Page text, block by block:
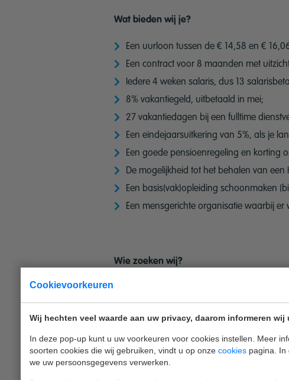
Cookievoorkeuren
Wij hechten veel waarde aan uw privacy, daarom informeren
In deze pop-up kunt u uw voorkeuren voor cookies instellen. Meer
soorten cookies die wij gebruiken, vindt u op onze cookies pagina. In
we uw persoonsgegevens verwerken.
Wat bieden wij je?
Een uurloon tussen de € 14,58 en €
Een contract voor 8 maanden met
Iedere 4 weken salaris, dus 13
8% vakantiegeld, uitbetaald in mei;
27 vakantiedagen bij een fulltime
Een eindejaarsuitkering van 5%, als je
Een goede pensioenregeling en korting
De mogelijkheid tot het behalen van een
Een basis(vak)opleiding schoonmaken
Een mensgerichte organisatie waarbij
Wie zoeken wij?
Je bent fysiek sterk en toont initiatief;
Je bent in het bezit van een HDS
Je bent in het bezit van een diploma
Je bent klantvriendelijk, gastvrij en